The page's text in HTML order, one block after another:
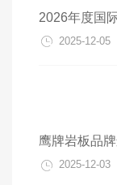
2026年度国
2025-12-05
鹰牌岩板品
2025-12-03